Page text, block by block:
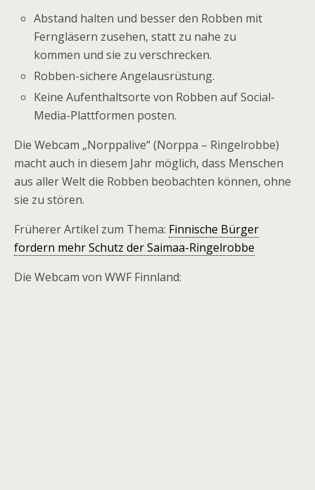
Abstand halten und besser den Robben mit
Ferngläsern zusehen, statt zu nahe zu
kommen und sie zu verschrecken.
Robben-sichere Angelausrüstung.
Keine Aufenthaltsorte von Robben auf Social-
Media-Plattformen posten.
Die Webcam „Norppalive“ (Norppa – Ringelrobbe)
macht auch in diesem Jahr möglich, dass Menschen
aus aller Welt die Robben beobachten können, ohne
sie zu stören.
Früherer Artikel zum Thema: Finnische Bürger
fordern mehr Schutz der Saimaa-Ringelrobbe
Die Webcam von WWF Finnland: